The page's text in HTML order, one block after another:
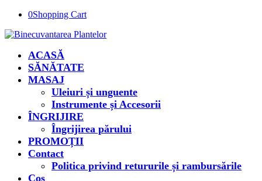
0Shopping Cart
ACASĂ
SĂNĂTATE
MASAJ
Uleiuri și unguente
Instrumente și Accesorii
ÎNGRIJIRE
Îngrijirea părului
PROMOȚII
Contact
Politica privind retururile și rambursările
Coș